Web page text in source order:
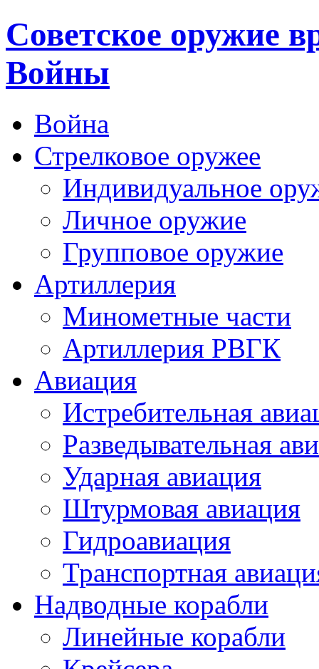
Cоветское оружие
Войны
Война
Стрелковое оружее
Индивидуальное
Личное оружие
Групповое оружие
Артиллерия
Минометные части
Артиллерия РВГК
Авиация
Истребительная
Разведывательная
Ударная авиация
Штурмовая авиация
Гидроавиация
Транспортная
Надводные корабли
Линейные корабли